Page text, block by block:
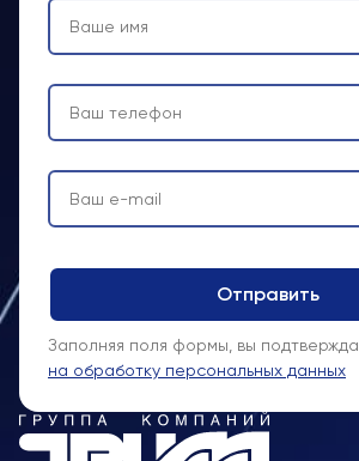
Заполняя поля формы, вы
на обработку персональных данных